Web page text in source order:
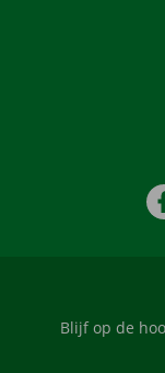
Blijf op de